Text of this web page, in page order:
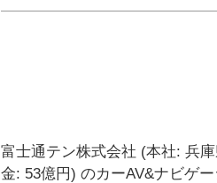
富士通テン株式会社 (本社: 兵
金: 53億円) のカーAV&ナビゲ